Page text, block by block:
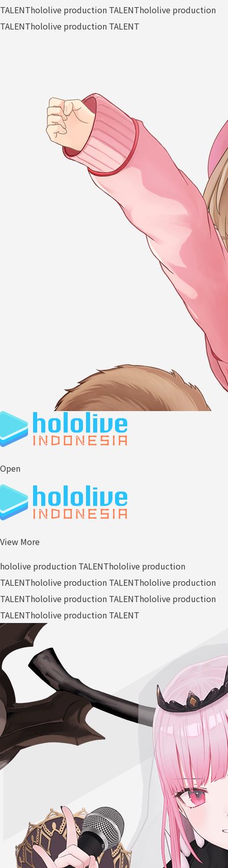
TALENThololive production TALENThololive production
TALENThololive production TALENT
Open
View More
hololive production TALENThololive production
TALENThololive production TALENThololive production
TALENThololive production TALENThololive production
TALENThololive production TALENT